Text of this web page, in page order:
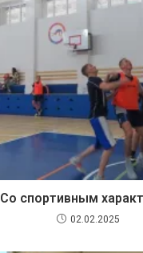
Со спортивным
02.02.2025